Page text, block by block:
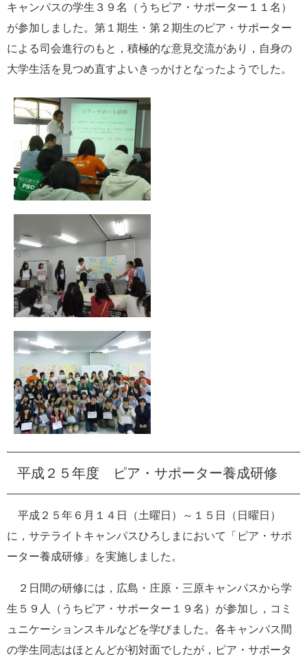
キャンパスの学生３９名（うちピア・サポーター１１名）
が参加しました。第１期生・第２期生のピア・サポーター
による司会進行のもと，積極的な意見交流があり，自身の
大学生活を見つめ直すよいきっかけとなったようでした。
平成２５年度 ピア・サポーター養成研修
平成２５年６月１４日（土曜日）～１５日（日曜日）
に，サテライトキャンパスひろしまにおいて「ピア・サポ
ーター養成研修」を実施しました。
２日間の研修には，広島・庄原・三原キャンパスから学
生５９人（うちピア・サポーター１９名）が参加し，コミ
ュニケーションスキルなどを学びました。各キャンパス間
の学生同志はほとんどが初対面でしたが，ピア・サポータ